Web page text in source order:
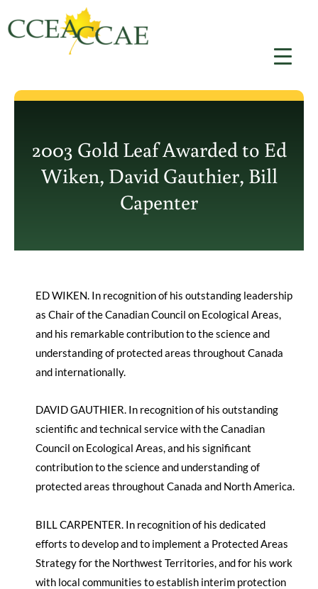
au
contenu
2003 Gold Leaf Awarded to Ed
Wiken, David Gauthier, Bill
Capenter
ED WIKEN. In recognition of his outstanding leadership
as Chair of the Canadian Council on Ecological Areas,
and his remarkable contribution to the science and
understanding of protected areas throughout Canada
and internationally.
DAVID GAUTHIER. In recognition of his outstanding
scientific and technical service with the Canadian
Council on Ecological Areas, and his significant
contribution to the science and understanding of
protected areas throughout Canada and North America.
BILL CARPENTER. In recognition of his dedicated
efforts to develop and to implement a Protected Areas
Strategy for the Northwest Territories, and for his work
with local communities to establish interim protection